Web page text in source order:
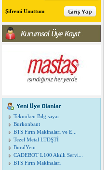
Şifremi Unuttum
Teknoken Bilgisayar
Burkonbant
BTS Fırın Makinaları ve E...
Tezel Metal LTDŞTİ
BuralYem
CADEBOT L100 Akıllı Servi...
BTS Fırın Makinaları